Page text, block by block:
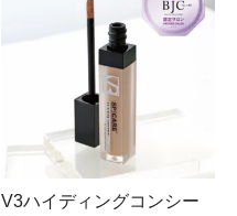
V3ハイディングコンシー